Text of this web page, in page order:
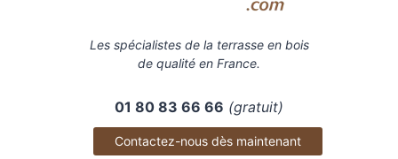
Les spécialistes de la terrasse en bois
de qualité en France.
01 80 83 66 66 (gratuit)
Contactez-nous dès maintenant